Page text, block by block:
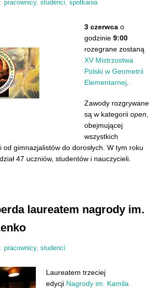
pracownicy, studenci spotkania
3 czerwca o
godzinie 9:00
rozegrane zostaną
XV Mistrzostwa
Polski w Geometrii
Elementarnej
Zawody rozgrywane
są w kategorii open,
obejmującej
wszystkich
od gimnazjalistów do dorosłych. W tym roku
47 uczniów, studentów i nauczycieli.
laureatem nagrody im.
pracownicy, studenci
Laureatem trzeciej
edycji Nagrody im. Kamila